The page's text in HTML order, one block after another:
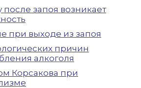
запоя возникает
при выходе из запоя
причин
алкоголя
Корсакова при